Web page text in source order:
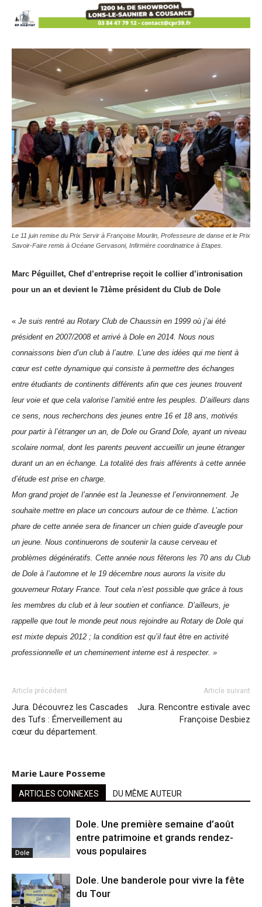
Le 11 juin remise du Prix Servir à Françoise Mourlin, Professeure de danse et le Prix
Savoir-Faire remis à Océane Gervasoni, Infirmière coordinatrice à Etapes.
Marc Péguillet, Chef d’entreprise reçoit le collier d’intronisation
pour un an et devient le 71ème président du Club de Dole
« Je suis rentré au Rotary Club de Chaussin en 1999 où j’ai été
président en 2007/2008 et arrivé à Dole en 2014. Nous nous
connaissons bien d’un club à l’autre. L’une des idées qui me tient à
cœur est cette dynamique qui consiste à permettre des échanges
entre étudiants de continents différents afin que ces jeunes trouvent
leur voie et que cela valorise l’amitié entre les peuples. D’ailleurs dans
ce sens, nous recherchons des jeunes entre 16 et 18 ans, motivés
pour partir à l’étranger un an, de Dole ou Grand Dole, ayant un niveau
scolaire normal, dont les parents peuvent accueillir un jeune étranger
durant un an en échange. La totalité des frais afférents à cette année
d’étude est prise en charge.
Mon grand projet de l’année est la Jeunesse et l’environnement. Je
souhaite mettre en place un concours autour de ce thème. L’action
phare de cette année sera de financer un chien guide d’aveugle pour
un jeune. Nous continuerons de soutenir la cause cerveau et
problèmes dégénératifs. Cette année nous fêterons les 70 ans du Club
de Dole à l’automne et le 19 décembre nous aurons la visite du
gouverneur Rotary France. Tout cela n’est possible que grâce à tous
les membres du club et à leur soutien et confiance. D’ailleurs, je
rappelle que tout le monde peut nous rejoindre au Rotary de Dole qui
est mixte depuis 2012 ; la condition est qu’il faut être en activité
professionnelle et un cheminement interne est à respecter. »
Article précédent
Jura. Découvrez les Cascades
des Tufs : Émerveillement au
cœur du département.
Article suivant
Jura. Rencontre estivale avec
Françoise Desbiez
Marie Laure Posseme
ARTICLES CONNEXES DU MÊME AUTEUR
Dole
Dole. Une première semaine d’août
entre patrimoine et grands rendez-
vous populaires
Dole. Une banderole pour vivre la fête
du Tour